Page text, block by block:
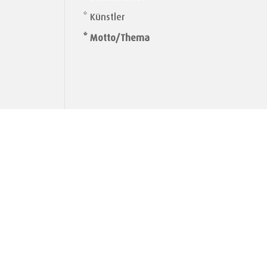
* Künstler
* Motto/Thema